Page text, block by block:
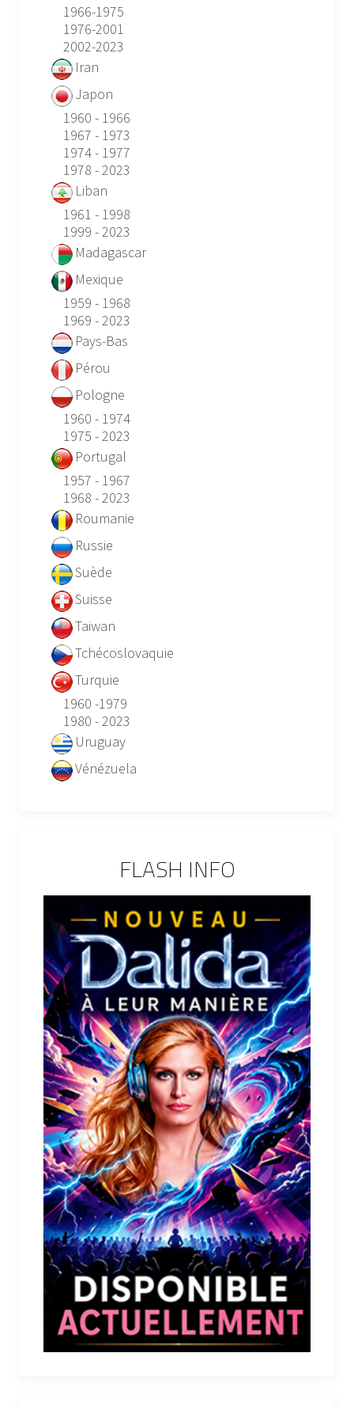
1966-1975
1976-2001
2002-2023
Iran
Japon
1960 - 1966
1967 - 1973
1974 - 1977
1978 - 2023
Liban
1961 - 1998
1999 - 2023
Madagascar
Mexique
1959 - 1968
1969 - 2023
Pays-Bas
Pérou
Pologne
1960 - 1974
1975 - 2023
Portugal
1957 - 1967
1968 - 2023
Roumanie
Russie
Suède
Suisse
Taiwan
Tchécoslovaquie
Turquie
1960 -1979
1980 - 2023
Uruguay
Vénézuela
FLASH INFO